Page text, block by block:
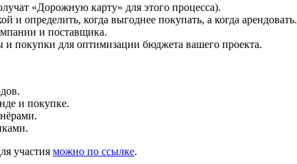
«Дорожную карту» для этого процесса).
и определить, когда выгоднее покупать, а когда арендовать.
и поставщика.
покупки для оптимизации бюджета вашего проекта.
и покупке.
участия можно по ссылке.